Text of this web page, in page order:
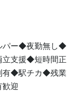
パー◆夜勤無し◆
支援◆短時間正
有◆駅チカ◆残業
迎